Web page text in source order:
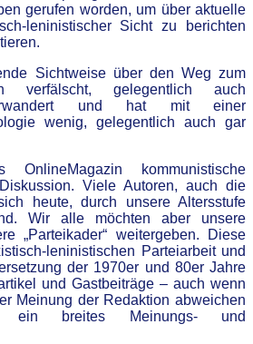
gerufen worden, um über aktuelle
leninistischer Sicht zu berichten
Sichtweise über den Weg zum
verfälscht, gelegentlich auch
und hat mit einer
gie wenig, gelegentlich auch gar
kommunistische
Viele Autoren, auch die
heute, durch unsere Altersstufe
Wir alle möchten aber unsere
„Parteikader“ weitergeben. Diese
leninistischen Parteiarbeit und
der 1970er und 80er Jahre
und Gastbeiträge – auch wenn
Meinung der Redaktion abweichen
breites Meinungs- und